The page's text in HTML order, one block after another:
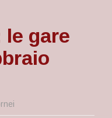
le gare